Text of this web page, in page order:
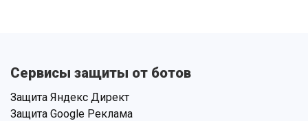
Сервисы защиты от ботов
Защита Яндекс Директ
Защита Google Реклама